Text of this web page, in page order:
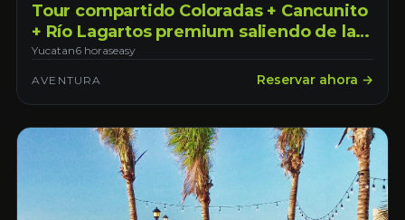
Tour compartido Coloradas + Cancunito
+ Río Lagartos premium saliendo de la
ciudad de Mérida
Yucatan6 horaseasy
AVENTURA Reservar ahora →